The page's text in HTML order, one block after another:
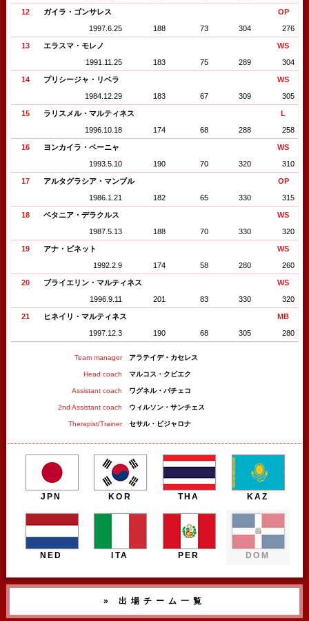
12 ガイラ・ゴンサレス
OP
1997.6.25
188 73 304 276
13 エラスマ・モレノ
WS
1991.11.25
183 75 289 304
14 プリシージャ・リベラ
WS
1984.12.29
183 67 309 305
15 ラリスメル・マルティネス
L
1996.10.18
174 68 288 258
16 ヨンカイラ・ペーニャ
WS
1993.5.10
190 70 320 310
17 アルタグラシア・マンブル
OP
1986.1.21
182 65 330 315
18 ベタニア・デラクルス
WS
1987.5.13
188 70 330 320
19 アナ・ビネット
WS
1992.2.9
174 58 280 260
20 ブライエリン・マルティネス
WS
1996.9.11
201 83 330 320
21 ヒネイリ・マルティネス
MB
1997.12.3
190 68 305 280
Team manager アラテイデ・カセレス
Head coach マルコス・クビエク
Assistant coach ワグネル・パチェコ
2nd Assistant coach ウィルソン・サンチェス
Therapist/Trainer セサル・ビジャロナ
JPN KOR THA KAZ
NED ITA PER DOM
» 出場チーム一覧